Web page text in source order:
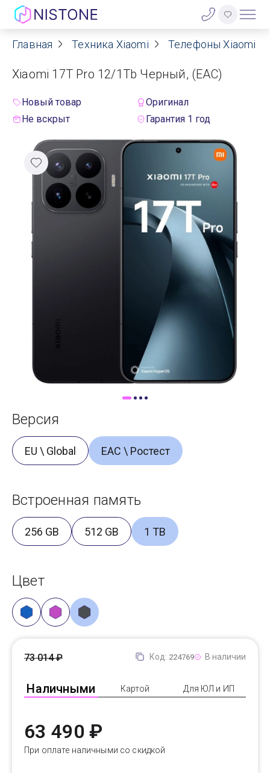
Акции
О нас
Договор оферты
Реквизиты
Контакты
Главная Техника Xiaomi Телефоны Xiaomi
Xiaomi 17T Pro 12/1Tb Черный, (EAC)
Новый товар
Оригинал
Не вскрыт
Гарантия 1 год
Версия
EU \ Global ЕАС \ Ростест
Встроенная память
256 GB 512 GB 1 TB
Цвет
Код: 224769 В наличии
Наличными Картой Для ЮЛ и ИП
73 014 ₽
63 490 ₽
При оплате наличными со скидкой